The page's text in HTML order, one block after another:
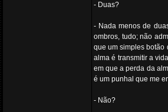
- Duas?
- Nada menos de
ombros, tudo; não
que um simples botão
alma é transmitir a
em que a perda da
é um punhal que me
- Não?